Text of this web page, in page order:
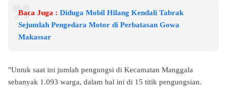
Baca Juga : Diduga Mobil Hilang Kendali Tabrak
Sejumlah Pengedara Motor di Perbatasan Gowa
Makassar
"Untuk saat ini jumlah pengungsi di Kecamatan Manggala
sebanyak 1.093 warga, dalam hal ini di 15 titik pengungsian.